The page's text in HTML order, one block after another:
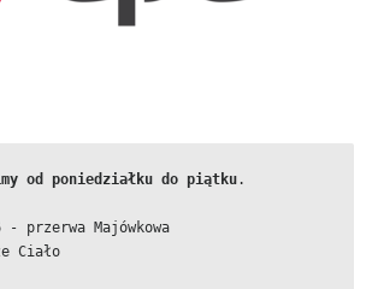
od poniedziałku do piątku.
przerwa Majówkowa
Ciało